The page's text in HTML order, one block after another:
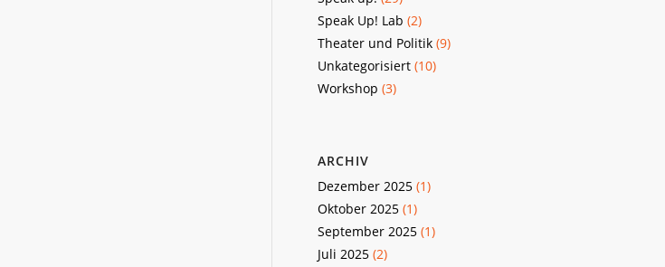
Speak Up! Lab (2)
Theater und Politik(9)
Unkategorisiert(10)
Workshop (3)
ARCHIV
Dezember 2025(1)
Oktober 2025(1)
September 2025(1)
Juli 2025(2)